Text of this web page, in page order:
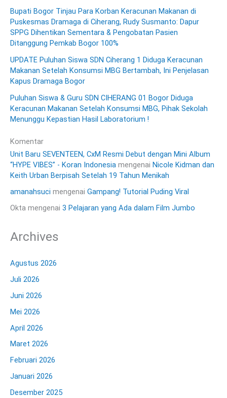
Bupati Bogor Tinjau Para Korban Keracunan Makanan di
Puskesmas Dramaga di Ciherang, Rudy Susmanto: Dapur
SPPG Dihentikan Sementara & Pengobatan Pasien
Ditanggung Pemkab Bogor 100%
UPDATE Puluhan Siswa SDN Ciherang 1 Diduga Keracunan
Makanan Setelah Konsumsi MBG Bertambah, Ini Penjelasan
Kapus Dramaga Bogor
Puluhan Siswa & Guru SDN CIHERANG 01 Bogor Diduga
Keracunan Makanan Setelah Konsumsi MBG, Pihak Sekolah
Menunggu Kepastian Hasil Laboratorium !
Komentar
Unit Baru SEVENTEEN, CxM Resmi Debut dengan Mini Album
“HYPE VIBES” - Koran Indonesia mengenai Nicole Kidman dan
Keith Urban Berpisah Setelah 19 Tahun Menikah
amanahsuci mengenai Gampang! Tutorial Puding Viral
Okta mengenai 3 Pelajaran yang Ada dalam Film Jumbo
Archives
Agustus 2026
Juli 2026
Juni 2026
Mei 2026
April 2026
Maret 2026
Februari 2026
Januari 2026
Desember 2025